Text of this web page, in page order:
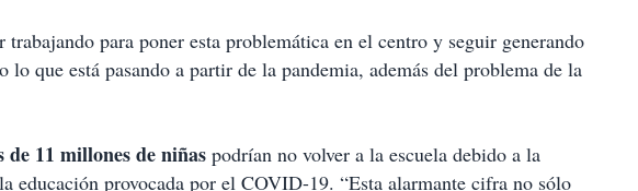
para poner esta problemática en el centro y seguir generando
que está pasando a partir de la pandemia, además del problema de la
11 millones de niñas podrían no volver a la escuela debido a la
educación provocada por el COVID-19. “Esta alarmante cifra no sólo